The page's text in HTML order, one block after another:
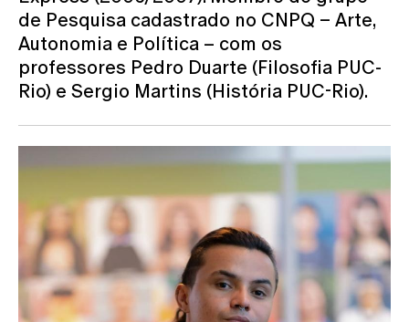
de Pesquisa cadastrado no CNPQ – Arte,
Autonomia e Política – com os
professores Pedro Duarte (Filosofia PUC-
Rio) e Sergio Martins (História PUC-Rio).